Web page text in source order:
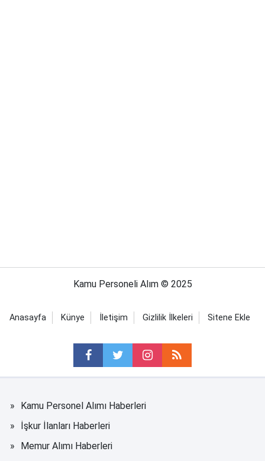
Kamu Personeli Alım © 2025
Anasayfa Künye İletişim Gizlilik İlkeleri Sitene Ekle
Kamu Personel Alımı Haberleri
İşkur İlanları Haberleri
Memur Alımı Haberleri